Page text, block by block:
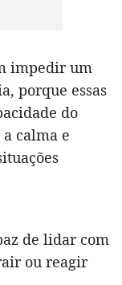
impedir um
porque essas
do
calma e
de lidar com
ou reagir